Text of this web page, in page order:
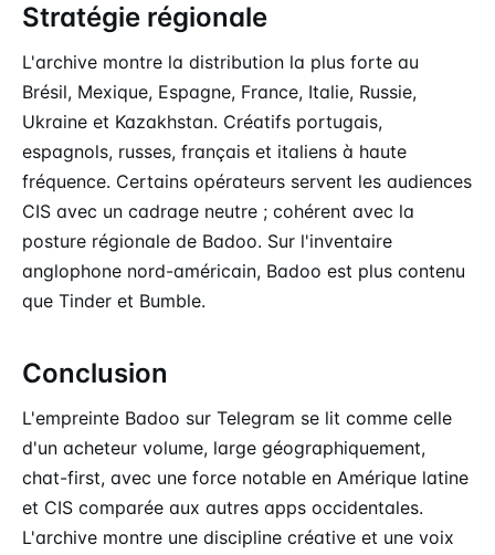
Stratégie régionale
L'archive montre la distribution la plus forte au
Brésil, Mexique, Espagne, France, Italie, Russie,
Ukraine et Kazakhstan. Créatifs portugais,
espagnols, russes, français et italiens à haute
fréquence. Certains opérateurs servent les audiences
CIS avec un cadrage neutre ; cohérent avec la
posture régionale de Badoo. Sur l'inventaire
anglophone nord-américain, Badoo est plus contenu
que Tinder et Bumble.
Conclusion
L'empreinte Badoo sur Telegram se lit comme celle
d'un acheteur volume, large géographiquement,
chat-first, avec une force notable en Amérique latine
et CIS comparée aux autres apps occidentales.
L'archive montre une discipline créative et une voix